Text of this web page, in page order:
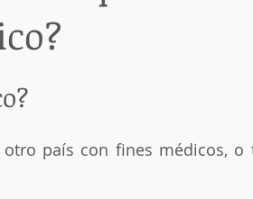
Invitation letter
país con fines médicos, o